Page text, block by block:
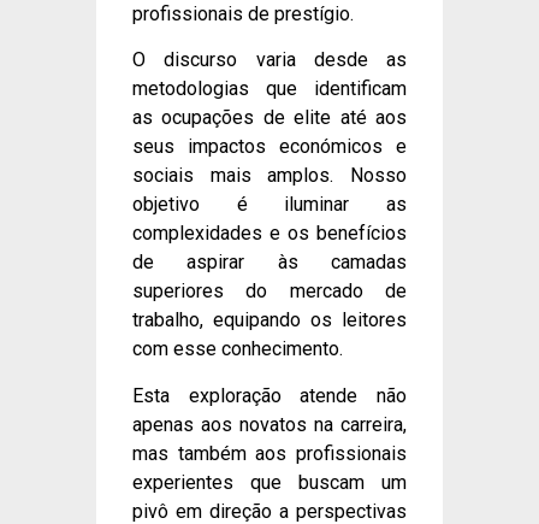
profissionais de prestígio.
O discurso varia desde as
metodologias que identificam
as ocupações de elite até aos
seus impactos económicos e
sociais mais amplos. Nosso
objetivo é iluminar as
complexidades e os benefícios
de aspirar às camadas
superiores do mercado de
trabalho, equipando os leitores
com esse conhecimento.
Esta exploração atende não
apenas aos novatos na carreira,
mas também aos profissionais
experientes que buscam um
pivô em direção a perspectivas